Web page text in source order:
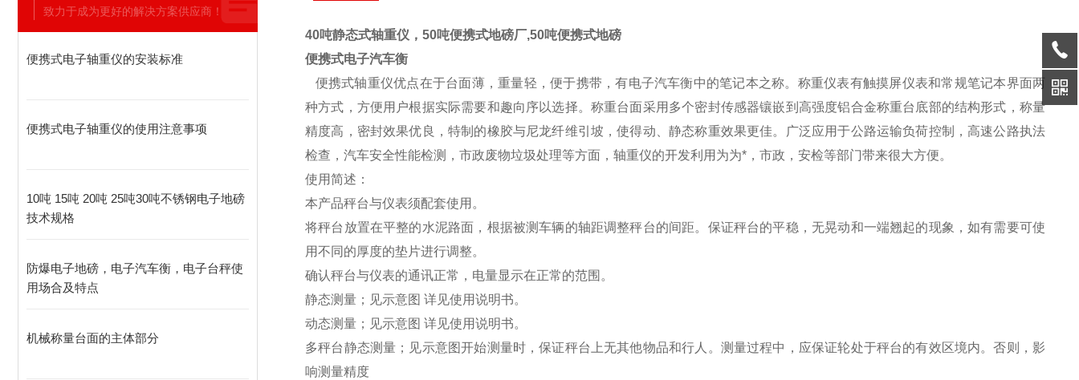
致力于成为更好的解决方案供应商！
便携式电子轴重仪的安装标准
便携式电子轴重仪的使用注意事项
10吨 15吨 20吨 25吨30吨不锈钢电子地磅
技术规格
防爆电子地磅，电子汽车衡，电子台秤使
用场合及特点
机械称量台面的主体部分
40吨静态式轴重仪，50吨便携式地磅厂,50吨便携式地磅
便携式电子汽车衡
便携式轴重仪优点在于台面薄，重量轻，便于携带，有电子汽车衡中的笔记本之称。称重仪表有触摸屏仪表和常规笔记本界面两
种方式，方便用户根据实际需要和趣向序以选择。称重台面采用多个密封传感器镶嵌到高强度铝合金称重台底部的结构形式，称量
精度高，密封效果优良，特制的橡胶与尼龙纤维引坡，使得动、静态称重效果更佳。广泛应用于公路运输负荷控制，高速公路执法
检查，汽车安全性能检测，市政废物垃圾处理等方面，轴重仪的开发利用为为*，市政，安检等部门带来很大方便。
使用简述：
本产品秤台与仪表须配套使用。
将秤台放置在平整的水泥路面，根据被测车辆的轴距调整秤台的间距。保证秤台的平稳，无晃动和一端翘起的现象，如有需要可使
用不同的厚度的垫片进行调整。
确认秤台与仪表的通讯正常，电量显示在正常的范围。
静态测量；见示意图 详见使用说明书。
动态测量；见示意图 详见使用说明书。
多秤台静态测量；见示意图开始测量时，保证秤台上无其他物品和行人。测量过程中，应保证轮处于秤台的有效区境内。否则，影
响测量精度